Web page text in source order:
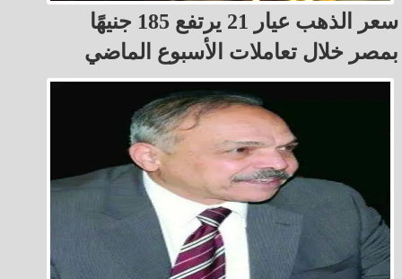
سعر الذهب عيار 21 يرتفع 185 جنيهًا
بمصر خلال تعاملات الأسبوع الماضي